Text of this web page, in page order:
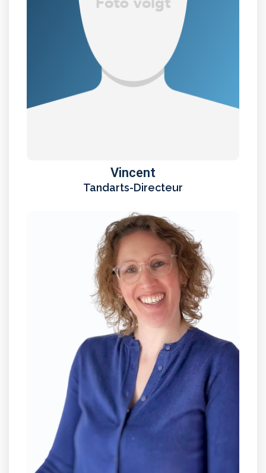
Vincent
Tandarts-Directeur
Nienke
Project- en integratiemanager
Lees meer